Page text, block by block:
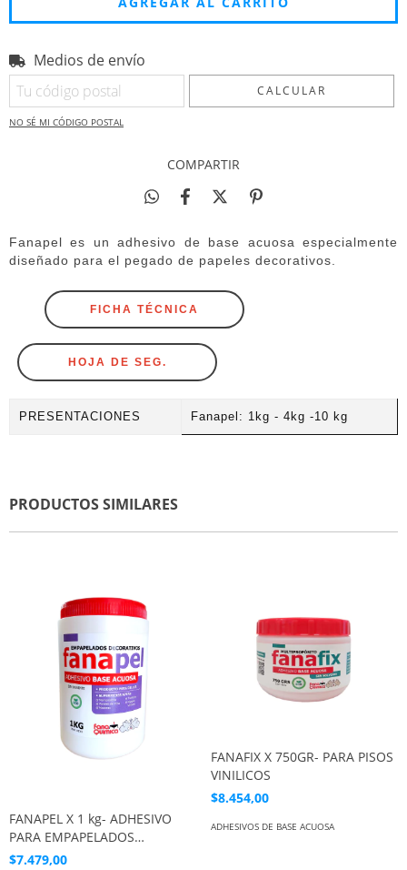
Entregas para el CP:
Medios de envío
CALCULAR
NO SÉ MI CÓDIGO POSTAL
COMPARTIR
Fanapel es un adhesivo de base acuosa especialmente
diseñado para el pegado de papeles decorativos.
FICHA TÉCNICA
HOJA DE SEG.
PRESENTACIONES Fanapel: 1kg - 4kg -10 kg
PRODUCTOS SIMILARES
FANAPEL X 1 kg- ADHESIVO
PARA EMPAPELADOS
DECORATIVOS
$7.479,00
FANAFIX X 750GR- PARA PISOS
VINILICOS
$8.454,00
ADHESIVOS DE BASE ACUOSA